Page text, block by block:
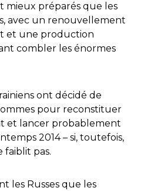
mieux préparés que les
avec un renouvellement
et une production
combler les énormes
ont décidé de
pour reconstituer
et lancer probablement
2014 – si, toutefois,
faiblit pas.
les Russes que les